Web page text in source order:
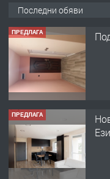
Последни обяви
ПРЕДЛАГА
ПРЕДЛАГА